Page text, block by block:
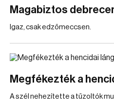
Magabiztos
Igaz, csak edzőmeccsen.
Megfékezték a
A szél nehezítette a tűzoltók